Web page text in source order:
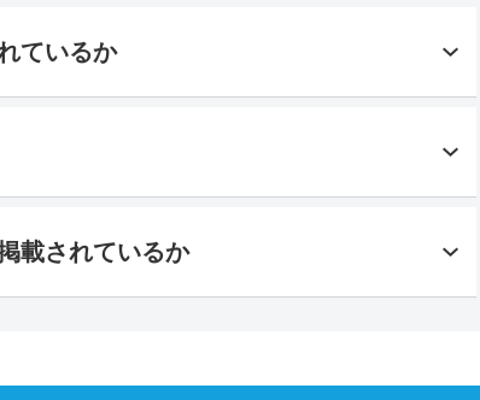
ているか
載されているか